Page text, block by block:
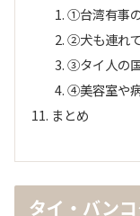
①台湾有事
②犬も連れ
③タイ人の
④美容室や
まとめ
タイ・バン